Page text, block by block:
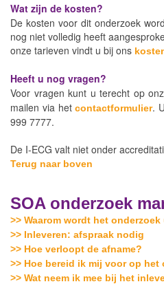
Wat zijn de kosten?
De kosten voor dit onderzoek
nog niet volledig heeft
onze tarieven vindt u bij ons
Heeft u nog vragen?
Voor vragen kunt u terecht op
mailen via hetcontactformulier.
999 7777.
De I-ECG valt niet onder
Terug naar boven
SOA onderzoek
>> Waarom wordt het
>> Inleveren: afspraak nodig
>> Hoe verloopt de afname?
>> Hoe bereid ik mij voor op het
>> Wat neem ik mee bij het